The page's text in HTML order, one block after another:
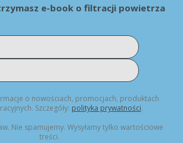
e-book o filtracji powietrza
o nowościach, promocjach, produktach
Szczegóły: polityka prywatności.
Nie spamujemy. Wysyłamy tylko wartościowe
treści.